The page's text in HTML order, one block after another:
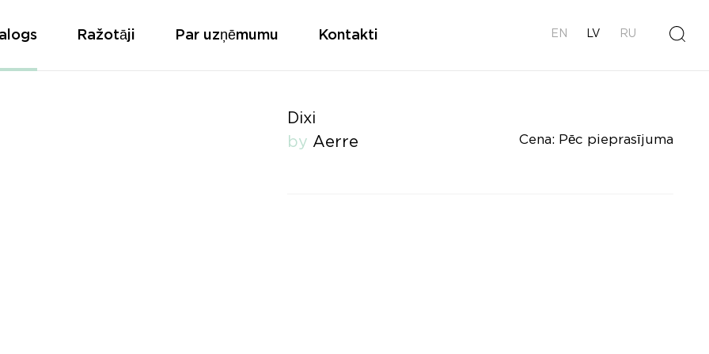
Ražotāji Par uzņēmumu Kontakti EN LV RU
Dixi
by Aerre Cena: Pēc pieprasījuma